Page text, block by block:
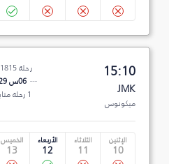
15:10
JMK
ميكونوس
رحلة FZ 1815
06س 29د
1 رحلة متابعة
الإثنين
10
الثلاثاء
11
الأربعاء
12
الخميس
13